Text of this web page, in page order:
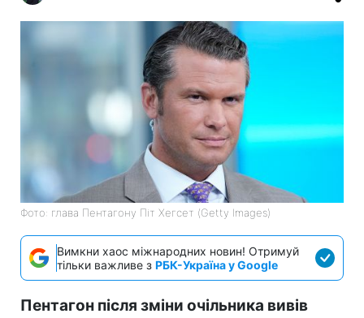
Фото: глава Пентагону Піт Хегсет (Getty Images)
Вимкни хаос міжнародних новин! Отримуй
тільки важливе з РБК-Україна у Google
Пентагон після зміни очільника вивів